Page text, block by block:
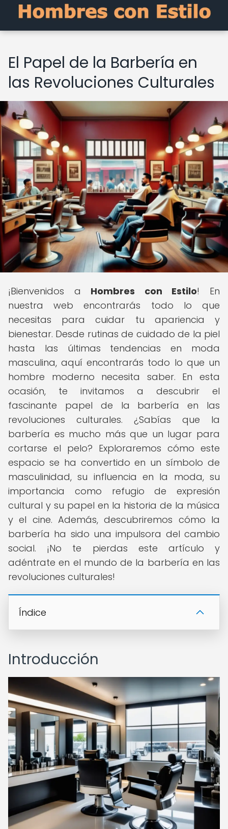
El Papel de la Barbería en
las Revoluciones Culturales
¡Bienvenidos a Hombres con Estilo! En
nuestra web encontrarás todo lo que
necesitas para cuidar tu apariencia y
bienestar. Desde rutinas de cuidado de la piel
hasta las últimas tendencias en moda
masculina, aquí encontrarás todo lo que un
hombre moderno necesita saber. En esta
ocasión, te invitamos a descubrir el
fascinante papel de la barbería en las
revoluciones culturales. ¿Sabías que la
barbería es mucho más que un lugar para
cortarse el pelo? Exploraremos cómo este
espacio se ha convertido en un símbolo de
masculinidad, su influencia en la moda, su
importancia como refugio de expresión
cultural y su papel en la historia de la música
y el cine. Además, descubriremos cómo la
barbería ha sido una impulsora del cambio
social. ¡No te pierdas este artículo y
adéntrate en el mundo de la barbería en las
revoluciones culturales!
Índice
Introducción